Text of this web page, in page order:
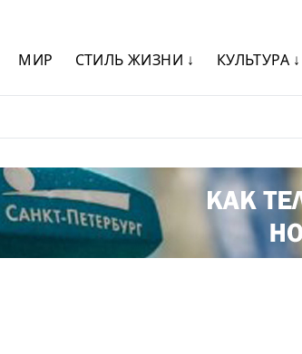
МИР СТИЛЬ ЖИЗНИ ↓ КУЛЬТУРА ↓